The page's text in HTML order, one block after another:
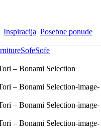
Inspiracija Posebne ponude
SofeSofe